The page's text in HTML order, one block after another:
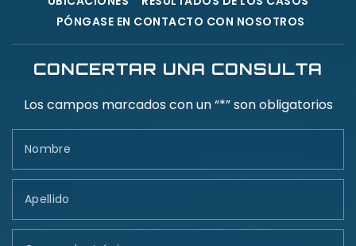
PÓNGASE EN CONTACTO CON NOSOTROS
CONCERTAR UNA CONSULTA
Los campos marcados con un “*” son obligatorios